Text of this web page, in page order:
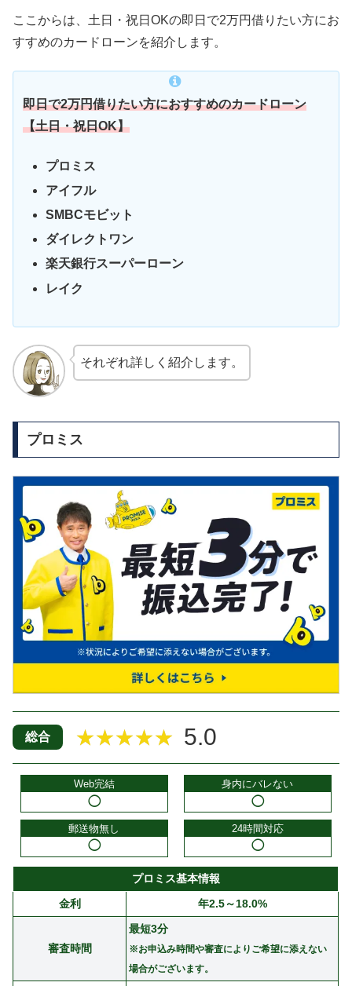
ここからは、土日・祝日OKの即日で2万円借りたい方にお
すすめのカードローンを紹介します。
即日で2万円借りたい方におすすめのカードローン
【土日・祝日OK】
プロミス
アイフル
SMBCモビット
ダイレクトワン
楽天銀行スーパーローン
レイク
それぞれ詳しく紹介します。
プロミス
総合 ★★★★★ 5.0
Web完結
◯
身内にバレない
◯
郵送物無し
◯
24時間対応
◯
プロミス基本情報
金利
年2.5～18.0%
審査時間
最短3分
※お申込み時間や審査によりご希望に添えない
場合がございます。